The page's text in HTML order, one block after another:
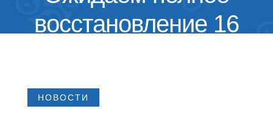
восстановление 16
НОВОСТИ